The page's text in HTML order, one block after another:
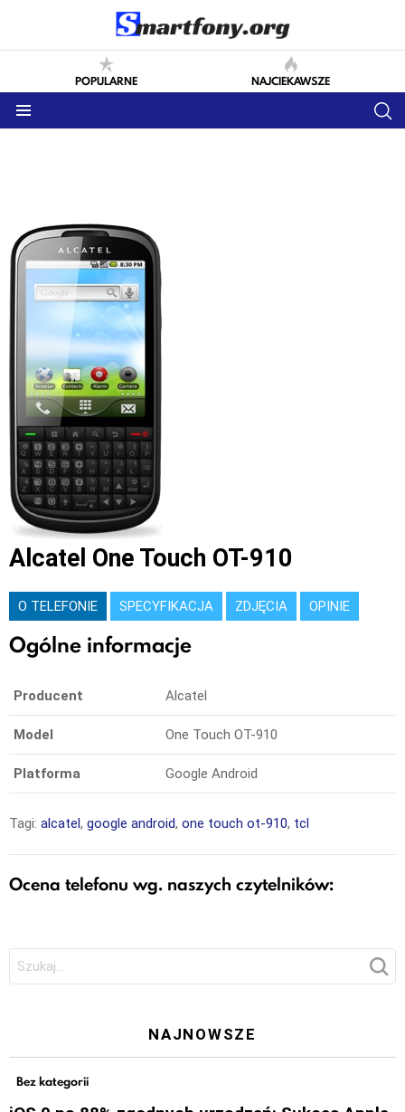
POPULARNE NAJCIEKAWSZE
Alcatel One Touch OT-910
O TELEFONIE SPECYFIKACJA ZDJĘCIA OPINIE
Ogólne informacje
Producent Alcatel
Model One Touch OT-910
Platforma Google Android
Tagi: alcatel, google android, one touch ot-910, tcl
Ocena telefonu wg. naszych czytelników:
Szukaj:
NAJNOWSZE
Bez kategorii